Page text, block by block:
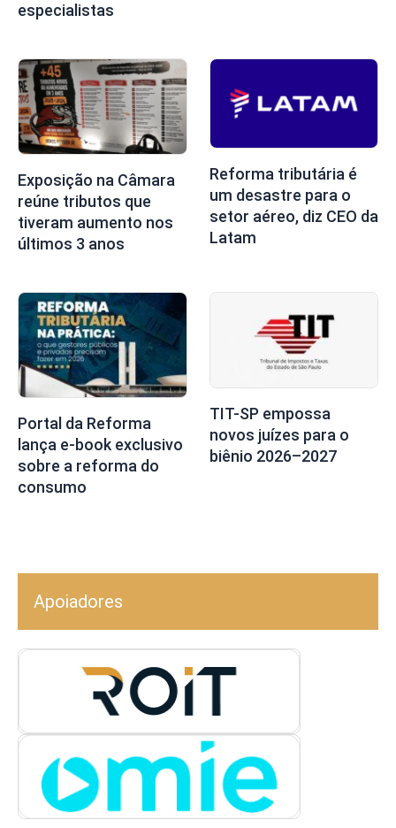
especialistas
Exposição na Câmara
reúne tributos que
tiveram aumento nos
últimos 3 anos
Reforma tributária é
um desastre para o
setor aéreo, diz CEO da
Latam
Portal da Reforma
lança e-book exclusivo
sobre a reforma do
consumo
TIT-SP empossa
novos juízes para o
biênio 2026–2027
Apoiadores